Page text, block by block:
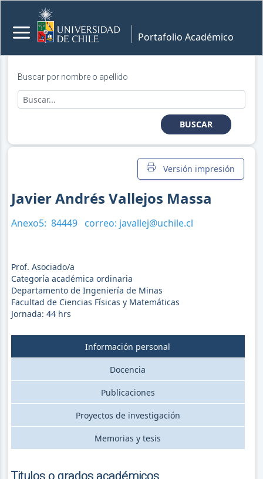
Portafolio Académico
Buscar por nombre o apellido
BUSCAR
Versión impresión
Javier Andrés Vallejos Massa
Anexo5: 84449 correo: javallej@uchile.cl
Prof. Asociado/a
Categoría académica ordinaria
Departamento de Ingeniería de Minas
Facultad de Ciencias Físicas y Matemáticas
Jornada: 44hrs
Información personal
Docencia
Publicaciones
Proyectos de investigación
Memorias y tesis